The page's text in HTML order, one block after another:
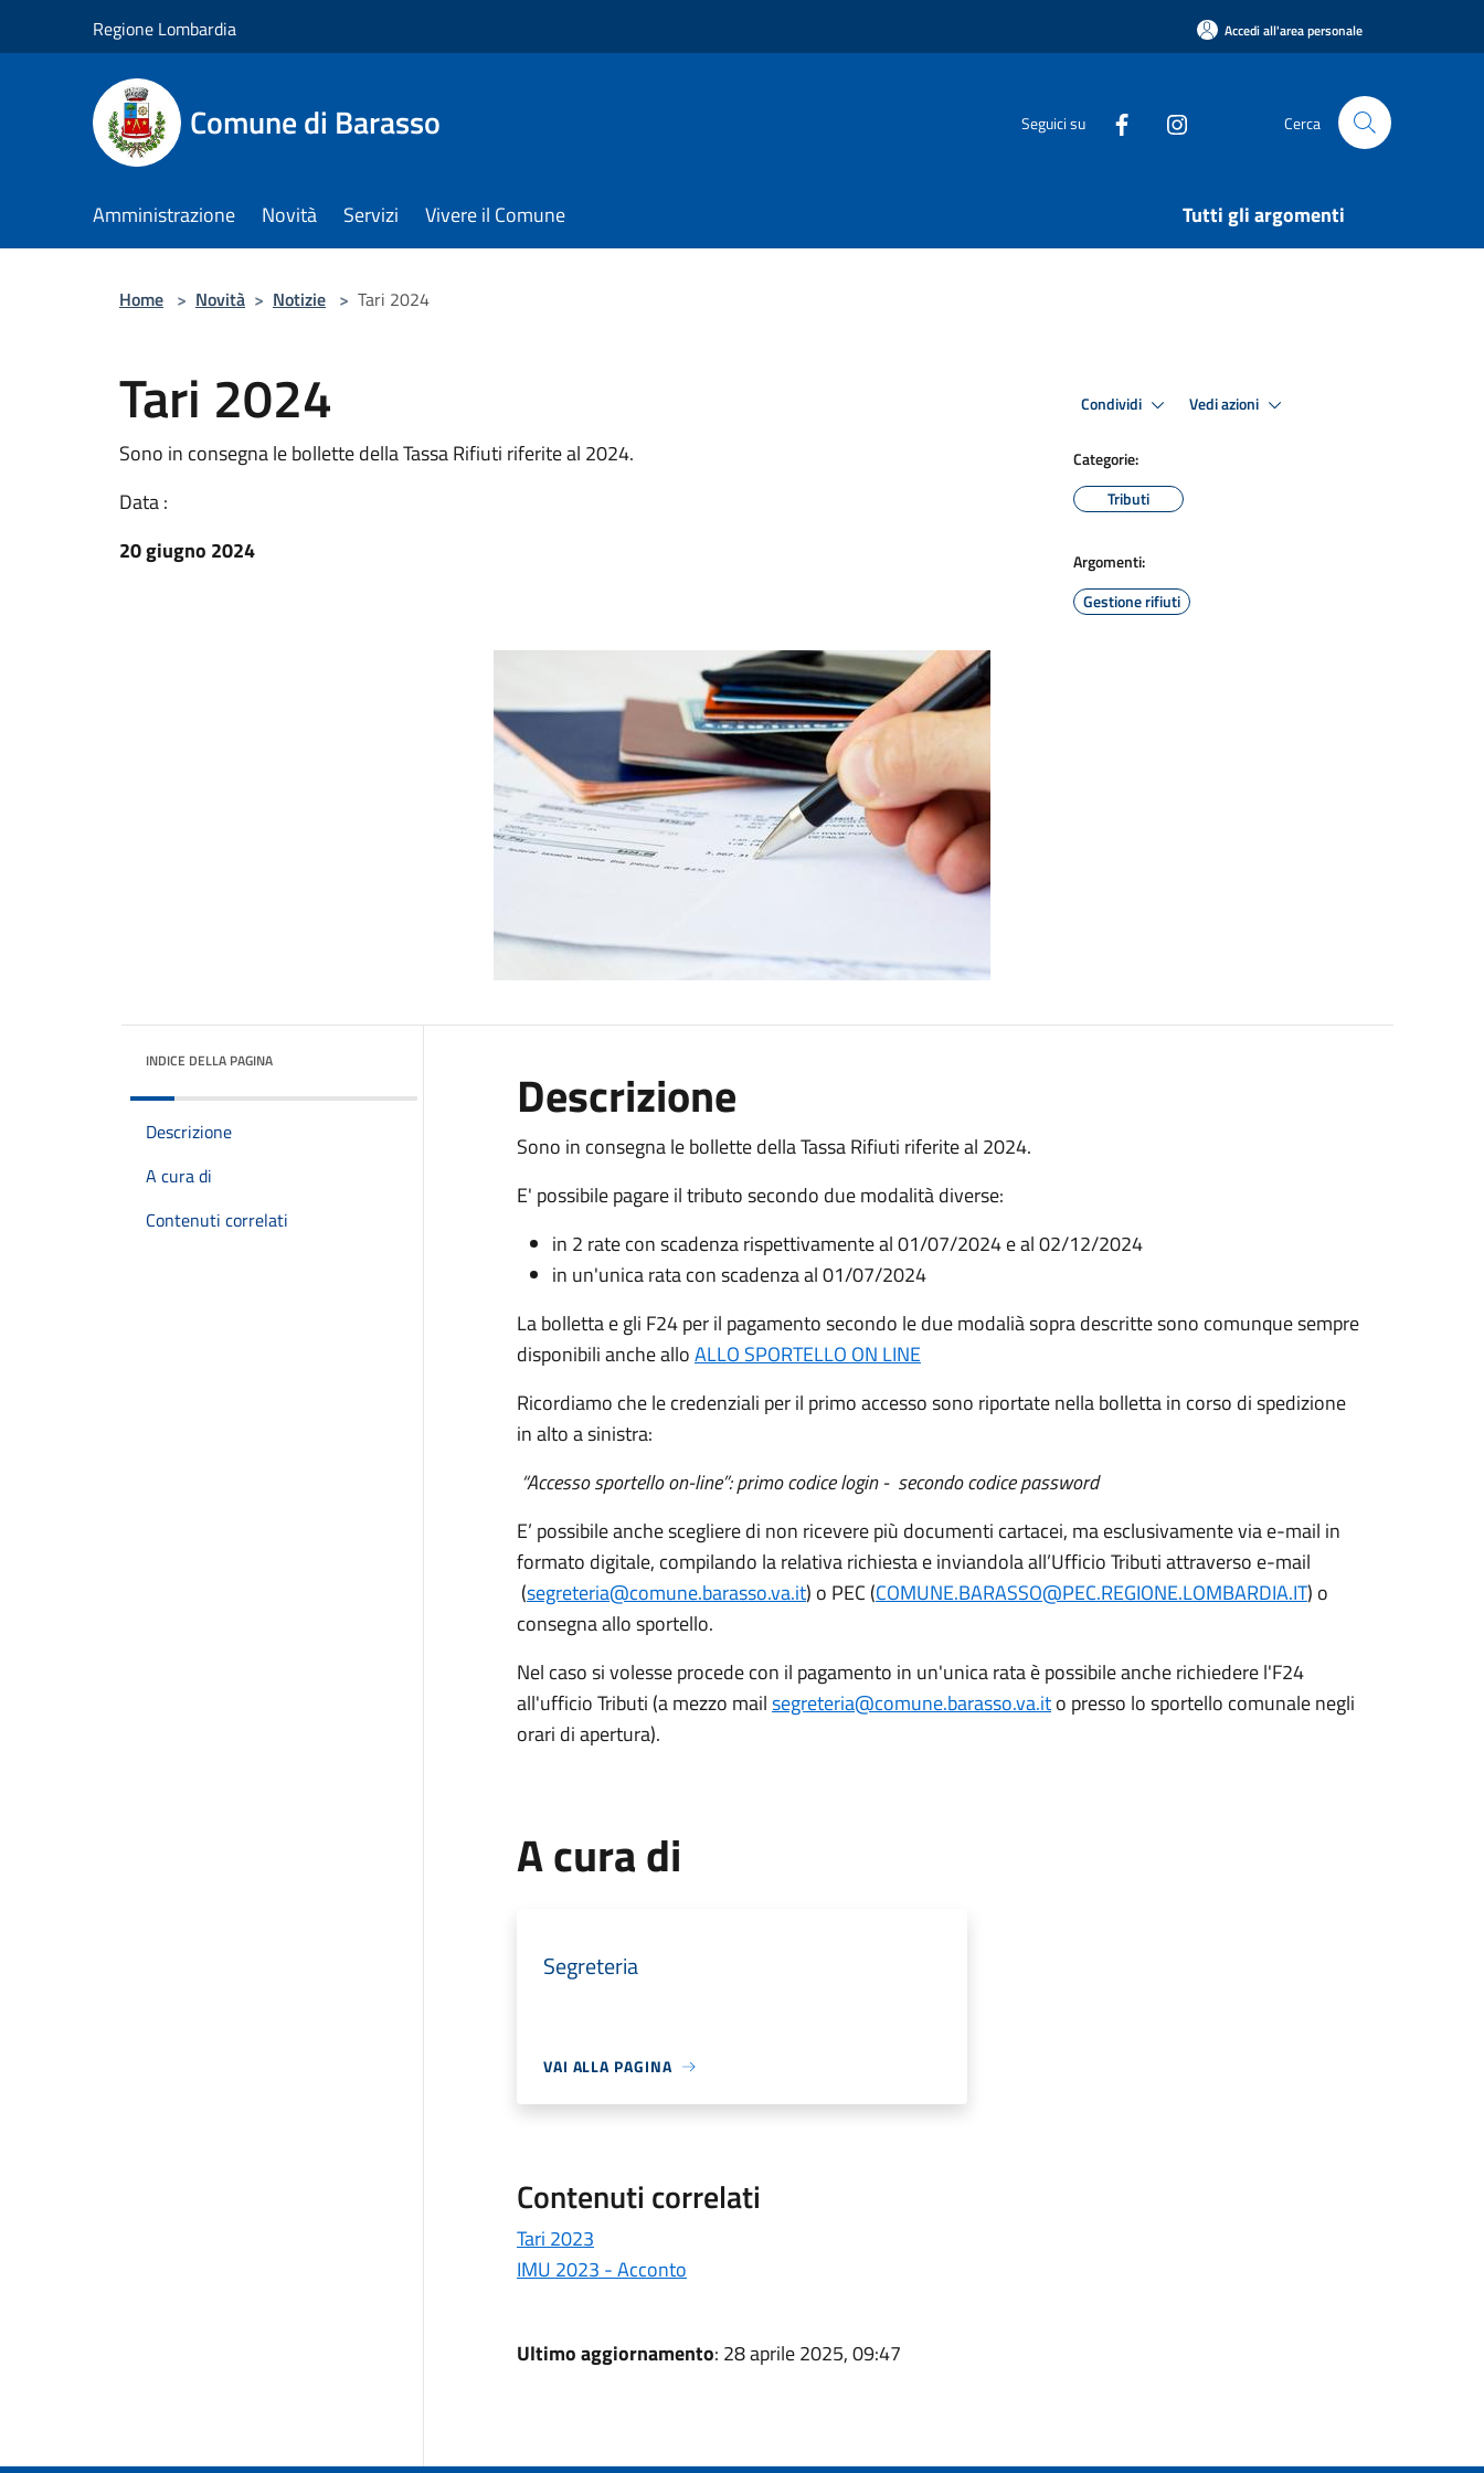
Regione Lombardia Accedi all'area personale
Comune di Barasso Seguici su Cerca
Amministrazione Novità Servizi Vivere il Comune Tutti gli argomenti
Home > Novità > Notizie > Tari 2024
Tari 2024
Sono in consegna le bollette della Tassa Rifiuti riferite al 2024.
Data :
20 giugno 2024
Condividi Vedi azioni
Categorie:
Tributi
Argomenti:
Gestione rifiuti
INDICE DELLA PAGINA
Descrizione
A cura di
Contenuti correlati
Descrizione
Sono in consegna le bollette della Tassa Rifiuti riferite al 2024.
E' possibile pagare il tributo secondo due modalità diverse:
in 2 rate con scadenza rispettivamente al 01/07/2024 e al 02/12/2024
in un'unica rata con scadenza al 01/07/2024
La bolletta e gli F24 per il pagamento secondo le due modalià sopra descritte sono comunque sempre
disponibili anche alloALLO SPORTELLO ON LINE
Ricordiamo che le credenziali per il primo accesso sono riportate nella bolletta in corso di spedizione
in alto a sinistra:
“Accesso sportello on-line”: primo codice login - secondo codice password
E’ possibile anche scegliere di non ricevere più documenti cartacei, ma esclusivamente via e-mail in
formato digitale, compilando la relativa richiesta e inviandola all’Ufficio Tributi attraverso e-mail
(segreteria@comune.barasso.va.it) o PEC (COMUNE.BARASSO@PEC.REGIONE.LOMBARDIA.IT) o
consegna allo sportello.
Nel caso si volesse procede con il pagamento in un'unica rata è possibile anche richiedere l'F24
all'ufficio Tributi (a mezzo mailsegreteria@comune.barasso.va.ito presso lo sportello comunale negli
orari di apertura).
A cura di
Segreteria
VAI ALLA PAGINA
Contenuti correlati
Tari 2023
IMU 2023 - Acconto
Ultimo aggiornamento: 28 aprile 2025, 09:47